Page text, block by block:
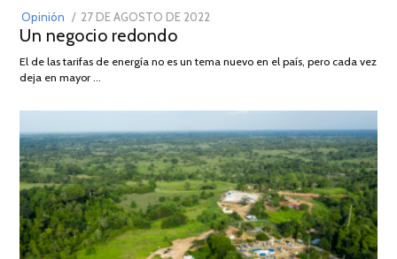
Opinión
POSTED
ON
27 DE AGOSTO DE 2022
DE
Un negocio redondo
El de las tarifas de energía no es un tema nuevo en el país, pero cada vez
deja en mayor …